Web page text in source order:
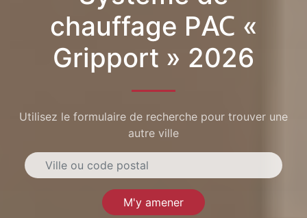
chauffage PAC «
Gripport » 2026
Utilisez le formulaire de recherche pour trouver une
autre ville
M'y amener